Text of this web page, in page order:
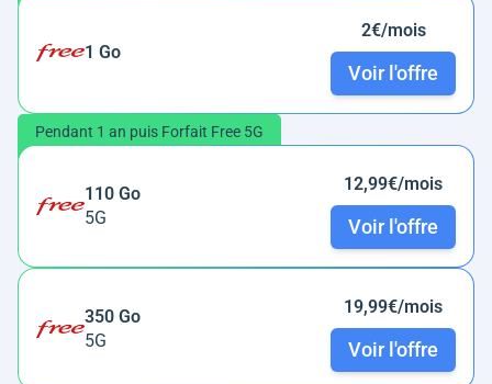
1 Go
2€/mois
Voir l'offre
Pendant 1 an puis Forfait Free 5G
110 Go
5G
12,99€/mois
Voir l'offre
350 Go
5G
19,99€/mois
Voir l'offre